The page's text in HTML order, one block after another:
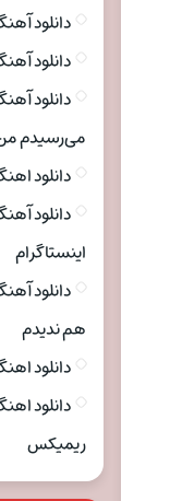
دانلود
دانلود
دانلود
می‌رسیدم
دانلود
دانلود
اینستاگرام
دانلود
هم ندیدم
دانلود
دانلود
ریمیکس